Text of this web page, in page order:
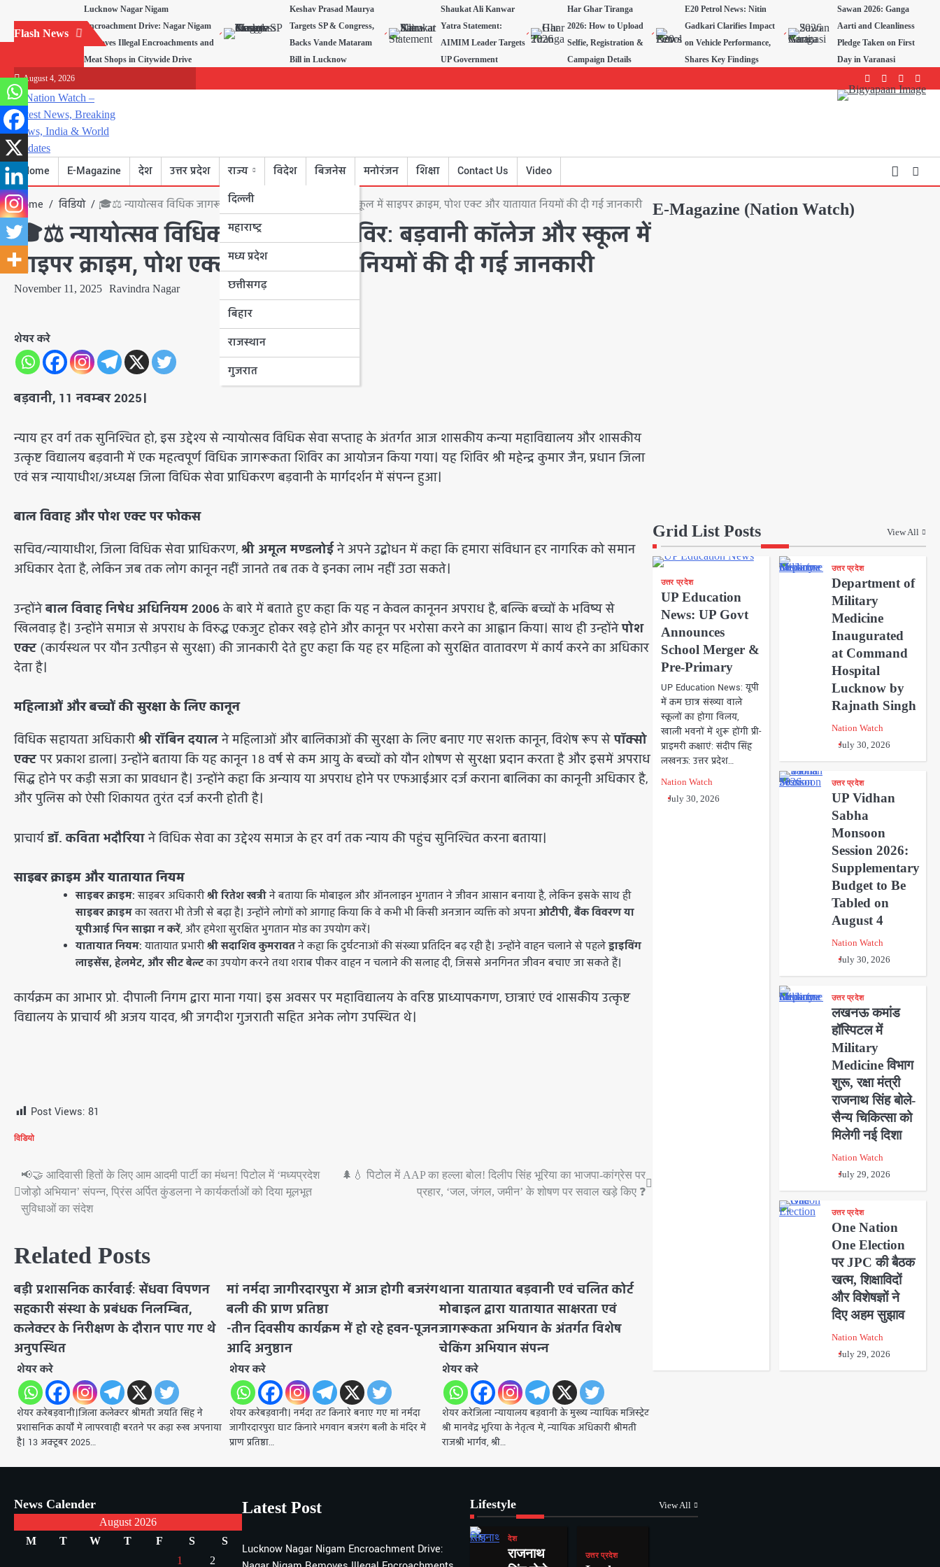
content
Flash News
Lucknow Nagar Nigam
Encroachment Drive: Nagar Nigam
Removes Illegal Encroachments and
Meat Shops in Citywide Drive
Keshav Prasad Maurya
Targets SP & Congress,
Backs Vande Mataram
Bill in Lucknow
Shaukat Ali Kanwar
Yatra Statement:
AIMIM Leader Targets
UP Government
Har Ghar Tiranga
2026: How to Upload
Selfie, Registration &
Campaign Details
E20 Petrol News: Nitin
Gadkari Clarifies Impact
on Vehicle Performance,
Shares Key Findings
Sawan 2026: Ganga
Aarti and Cleanliness
Pledge Taken on First
Day in Varanasi
August 4, 2026 Facebook
Instagram
youtube
Home E-Magazine देश उत्तर प्रदेश
राज्य
दिल्ली
महाराष्ट्र
मध्य प्रदेश
छत्तीसगढ़
बिहार
राजस्थान
गुजरात
विदेश बिजनेस मनोरंजन शिक्षा Contact Us Video
Home विडियो 🎓⚖️ न्यायोत्सव विधिक जागरूकता शिविर: बड़वानी कॉलेज और स्कूल में साइपर क्राइम, पोश एक्ट और यातायात नियमों की दी गई जानकारी
🎓⚖️ न्यायोत्सव विधिक जागरूकता शिविर: बड़वानी कॉलेज और स्कूल में
साइपर क्राइम, पोश एक्ट और यातायात नियमों की दी गई जानकारी
November 11, 2025 Ravindra Nagar
शेयर करे
बड़वानी, 11 नवम्बर 2025।
​न्याय हर वर्ग तक सुनिश्चित हो, इस उद्देश्य से न्यायोत्सव विधिक सेवा सप्ताह के अंतर्गत आज शासकीय कन्या महाविद्यालय और शासकीय
उत्कृष्ट विद्यालय बड़वानी में एक महत्वपूर्ण विधिक जागरूकता शिविर का आयोजन किया गया। यह शिविर श्री महेन्द्र कुमार जैन, प्रधान जिला
एवं सत्र न्यायाधीश/अध्यक्ष जिला विधिक सेवा प्राधिकरण बड़वानी के मार्गदर्शन में संपन्न हुआ।
बाल विवाह और पोश एक्ट पर फोकस
​सचिव/न्यायाधीश, जिला विधिक सेवा प्राधिकरण, श्री अमूल मण्डलोईने अपने उद्बोधन में कहा कि हमारा संविधान हर नागरिक को समान
अधिकार देता है, लेकिन जब तक लोग कानून नहीं जानते तब तक वे इनका लाभ नहीं उठा सकते।
​उन्होंनेबाल विवाह निषेध अधिनियम 2006के बारे में बताते हुए कहा कि यह न केवल कानूनन अपराध है, बल्कि बच्चों के भविष्य से
खिलवाड़ है। उन्होंने समाज से अपराध के विरुद्ध एकजुट होकर खड़े होने और कानून पर भरोसा करने का आह्वान किया। साथ ही उन्होंनेपोश
एक्ट(कार्यस्थल पर यौन उत्पीड़न से सुरक्षा) की जानकारी देते हुए कहा कि यह हर महिला को सुरक्षित वातावरण में कार्य करने का अधिकार
देता है।
महिलाओं और बच्चों की सुरक्षा के लिए कानून
​विधिक सहायता अधिकारीश्री रॉबिन दयालने महिलाओं और बालिकाओं की सुरक्षा के लिए बनाए गए सशक्त कानून, विशेष रूप सेपॉक्सो
एक्टपर प्रकाश डाला। उन्होंने बताया कि यह कानून 18 वर्ष से कम आयु के बच्चों को यौन शोषण से सुरक्षा प्रदान करता है और इसमें अपराध
सिद्ध होने पर कड़ी सजा का प्रावधान है। उन्होंने कहा कि अन्याय या अपराध होने पर एफआईआर दर्ज कराना बालिका का कानूनी अधिकार है,
और पुलिस को ऐसी शिकायत तुरंत दर्ज करनी होती है।
​प्राचार्यडॉ. कविता भदौरियाने विधिक सेवा का उद्देश्य समाज के हर वर्ग तक न्याय की पहुंच सुनिश्चित करना बताया।
साइबर क्राइम और यातायात नियम
साइबर क्राइम:साइबर अधिकारीश्री रितेश खत्रीने बताया कि मोबाइल और ऑनलाइन भुगतान ने जीवन आसान बनाया है, लेकिन इसके साथ ही
साइबर क्राइमका खतरा भी तेजी से बढ़ा है। उन्होंने लोगों को आगाह किया कि वे कभी भी किसी अनजान व्यक्ति को अपनाओटीपी, बैंक विवरण या
यूपीआई पिन साझा न करें, और हमेशा सुरक्षित भुगतान मोड का उपयोग करें।
यातायात नियम:यातायात प्रभारीश्री सदाशिव कुमरावतने कहा कि दुर्घटनाओं की संख्या प्रतिदिन बढ़ रही है। उन्होंने वाहन चलाने से पहलेड्राइविंग
लाइसेंस, हेलमेट, और सीट बेल्टका उपयोग करने तथा शराब पीकर वाहन न चलाने की सलाह दी, जिससे अनगिनत जीवन बचाए जा सकते हैं।
कार्यक्रम का आभार प्रो. दीपाली निगम द्वारा माना गया। इस अवसर पर महाविद्यालय के वरिष्ठ प्राध्यापकगण, छात्राएं एवं शासकीय उत्कृष्ट
विद्यालय के प्राचार्य श्री अजय यादव, श्री जगदीश गुजराती सहित अनेक लोग उपस्थित थे।
Post Views: 81
विडियो
Post
navigation
📢🤝 आदिवासी हितों के लिए आम आदमी पार्टी का मंथन! पिटोल में ‘मध्यप्रदेश
जोड़ो अभियान’ संपन्न, प्रिंस अर्पित कुंडलना ने कार्यकर्ताओं को दिया मूलभूत
सुविधाओं का संदेश
🌲💧 पिटोल में AAP का हल्ला बोल! दिलीप सिंह भूरिया का भाजपा-कांग्रेस पर
प्रहार, ‘जल, जंगल, जमीन’ के शोषण पर सवाल खड़े किए ❓
Related Posts
बड़ी प्रशासनिक कार्रवाई: सेंधवा विपणन
सहकारी संस्था के प्रबंधक निलम्बित,
कलेक्टर के निरीक्षण के दौरान पाए गए थे
अनुपस्थित
शेयर करे
शेयर करेबड़वानी।जिला कलेक्टर श्रीमती जयति सिंह ने
प्रशासनिक कार्यों में लापरवाही बरतने पर कड़ा रुख अपनाया
है। 13 अक्टूबर 2025…
मां नर्मदा जागीरदारपुरा में आज होगी बजरंग
बली की प्राण प्रतिष्ठा
-तीन दिवसीय कार्यक्रम में हो रहे हवन-पूजन
आदि अनुष्ठान
शेयर करे
शेयर करेबड़वानी। नर्मदा तट किनारे बनाए गए मां नर्मदा
जागीरदारपुरा घाट किनारे भगवान बजरंग बली के मंदिर में
प्राण प्रतिष्ठा…
थाना यातायात बड़वानी एवं चलित कोर्ट
मोबाइल द्वारा यातायात साक्षरता एवं
जागरूकता अभियान के अंतर्गत विशेष
चेकिंग अभियान संपन्न
शेयर करे
शेयर करेजिला न्यायालय बड़वानी के मुख्य न्यायिक मजिस्ट्रेट
श्री मानवेंद्र भूरिया के नेतृत्व में, न्यायिक अधिकारी श्रीमती
राजश्री भार्गव, श्री…
E-Magazine (Nation Watch)
Grid List Posts View All
उत्तर प्रदेश
UP Education
News: UP Govt
Announces
School Merger &
Pre-Primary
UP Education News: यूपी
में कम छात्र संख्या वाले
स्कूलों का होगा विलय,
खाली भवनों में शुरू होंगी प्री-
प्राइमरी कक्षाएं: संदीप सिंह
लखनऊ: उत्तर प्रदेश…
Nation Watch
July 30, 2026
उत्तर प्रदेश
Department of
Military
Medicine
Inaugurated
at Command
Hospital
Lucknow by
Rajnath Singh
Nation Watch
July 30, 2026
उत्तर प्रदेश
UP Vidhan
Sabha
Monsoon
Session 2026:
Supplementary
Budget to Be
Tabled on
August 4
Nation Watch
July 30, 2026
उत्तर प्रदेश
लखनऊ कमांड
हॉस्पिटल में
Military
Medicine विभाग
शुरू, रक्षा मंत्री
राजनाथ सिंह बोले-
सैन्य चिकित्सा को
मिलेगी नई दिशा
Nation Watch
July 29, 2026
उत्तर प्रदेश
One Nation
One Election
पर JPC की बैठक
खत्म, शिक्षाविदों
और विशेषज्ञों ने
दिए अहम सुझाव
Nation Watch
July 29, 2026
News Calender
August 2026
M
T W T F S
S
1
2
Latest Post
Lucknow Nagar Nigam Encroachment Drive:
Lifestyle View All
देश
राजनाथ
उत्तर प्रदेश